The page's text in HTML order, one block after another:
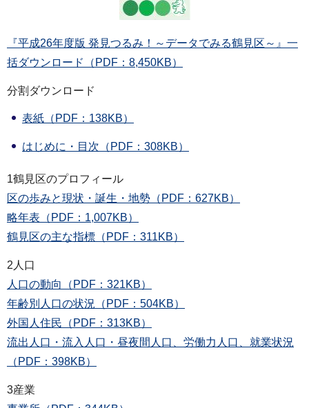
『平成26年度版 発見つるみ！～データでみる鶴見区～』一
括ダウンロード（PDF：8,450KB）
分割ダウンロード
表紙（PDF：138KB）
はじめに・目次（PDF：308KB）
1鶴見区のプロフィール
区の歩みと現状・誕生・地勢（PDF：627KB）
略年表（PDF：1,007KB）
鶴見区の主な指標（PDF：311KB）
2人口
人口の動向（PDF：321KB）
年齢別人口の状況（PDF：504KB）
外国人住民（PDF：313KB）
流出人口・流入人口・昼夜間人口、労働力人口、就業状況
（PDF：398KB）
3産業